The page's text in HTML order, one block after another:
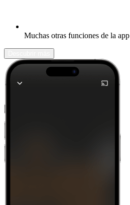
Muchas otras funciones de la app